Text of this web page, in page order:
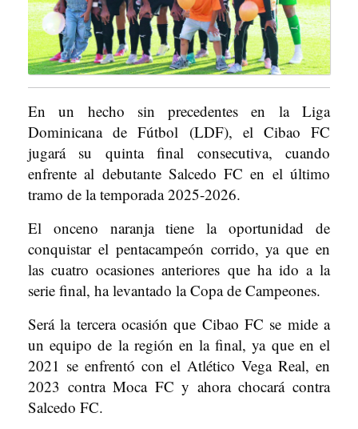
En un hecho sin precedentes en la Liga
Dominicana de Fútbol (LDF), el Cibao FC
jugará su quinta final consecutiva, cuando
enfrente al debutante Salcedo FC en el último
tramo de la temporada 2025-2026.
El onceno naranja tiene la oportunidad de
conquistar el pentacampeón corrido, ya que en
las cuatro ocasiones anteriores que ha ido a la
serie final, ha levantado la Copa de Campeones.
Será la tercera ocasión que Cibao FC se mide a
un equipo de la región en la final, ya que en el
2021 se enfrentó con el Atlético Vega Real, en
2023 contra Moca FC y ahora chocará contra
Salcedo FC.